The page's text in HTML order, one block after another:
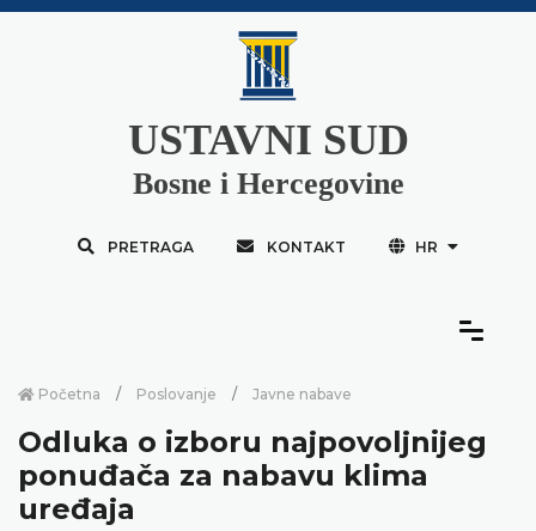
USTAVNI SUD
Bosne i Hercegovine
PRETRAGA KONTAKT HR
Početna Poslovanje Javne nabave
Odluka o izboru najpovoljnijeg
ponuđača za nabavu klima
uređaja